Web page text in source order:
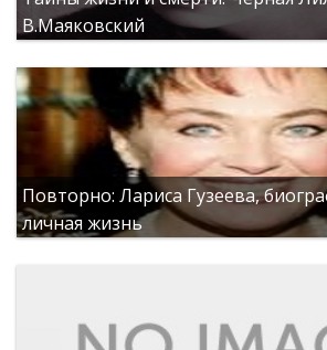
В.Маяковский
Повторно: Лариса Гузеева,
личная жизнь